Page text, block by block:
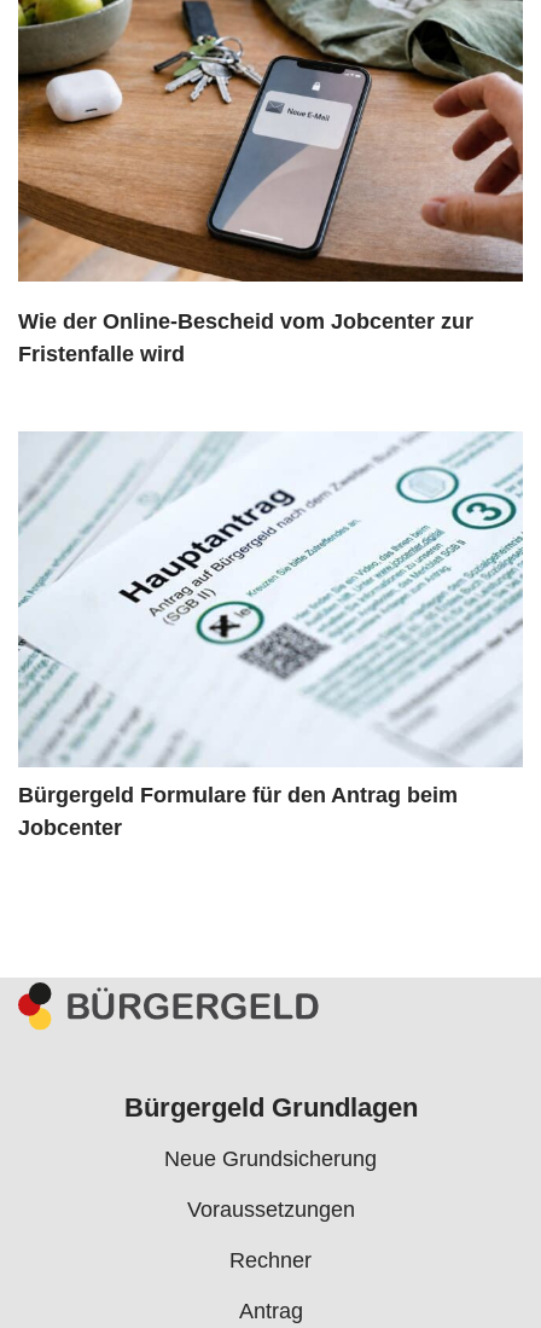
Wie der Online-Bescheid vom Jobcenter zur
Fristenfalle wird
Bürgergeld Formulare für den Antrag beim
Jobcenter
Bürgergeld Grundlagen
Neue Grundsicherung
Voraussetzungen
Rechner
Antrag